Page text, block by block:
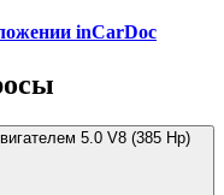
inCarDoc
5.0 V8 (385 Hp)